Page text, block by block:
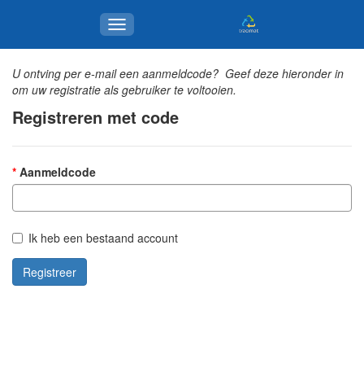
U ontving per e-mail een aanmeldcode? Geef deze hieronder in
om uw registratie als gebruiker te voltooien.
Registreren met code
Aanmeldcode
Ik heb een bestaand account
Registreer